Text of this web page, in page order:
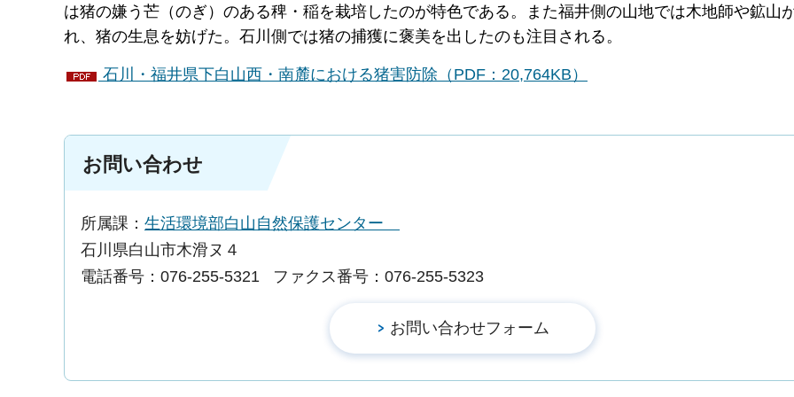
は猪の嫌う芒（のぎ）のある稗・稲を栽培したのが特色である。また福井側の山地では木地師や鉱山
れ、猪の生息を妨げた。石川側では猪の捕獲に褒美を出したのも注目される。
石川・福井県下白山西・南麓における猪害防除（PDF：20,764KB）
お問い合わせ
所属課： 生活環境部白山自然保護センター
石川県白山市木滑ヌ４
電話番号：076-255-5321
ファクス番号：076-255-5323